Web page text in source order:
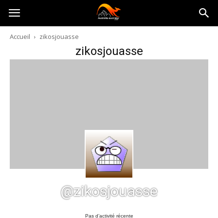
Australia-
australie.com
Accueil zikosjouasse
zikosjouasse
@zikosjouasse
Pas d’activité récente